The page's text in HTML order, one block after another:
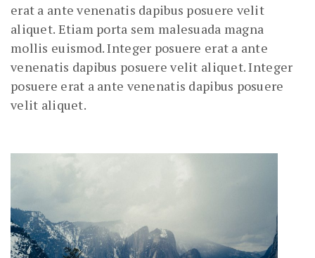
erat a ante venenatis dapibus posuere velit
aliquet. Etiam porta sem malesuada magna
mollis euismod. Integer posuere erat a ante
venenatis dapibus posuere velit aliquet. Integer
posuere erat a ante venenatis dapibus posuere
velit aliquet.